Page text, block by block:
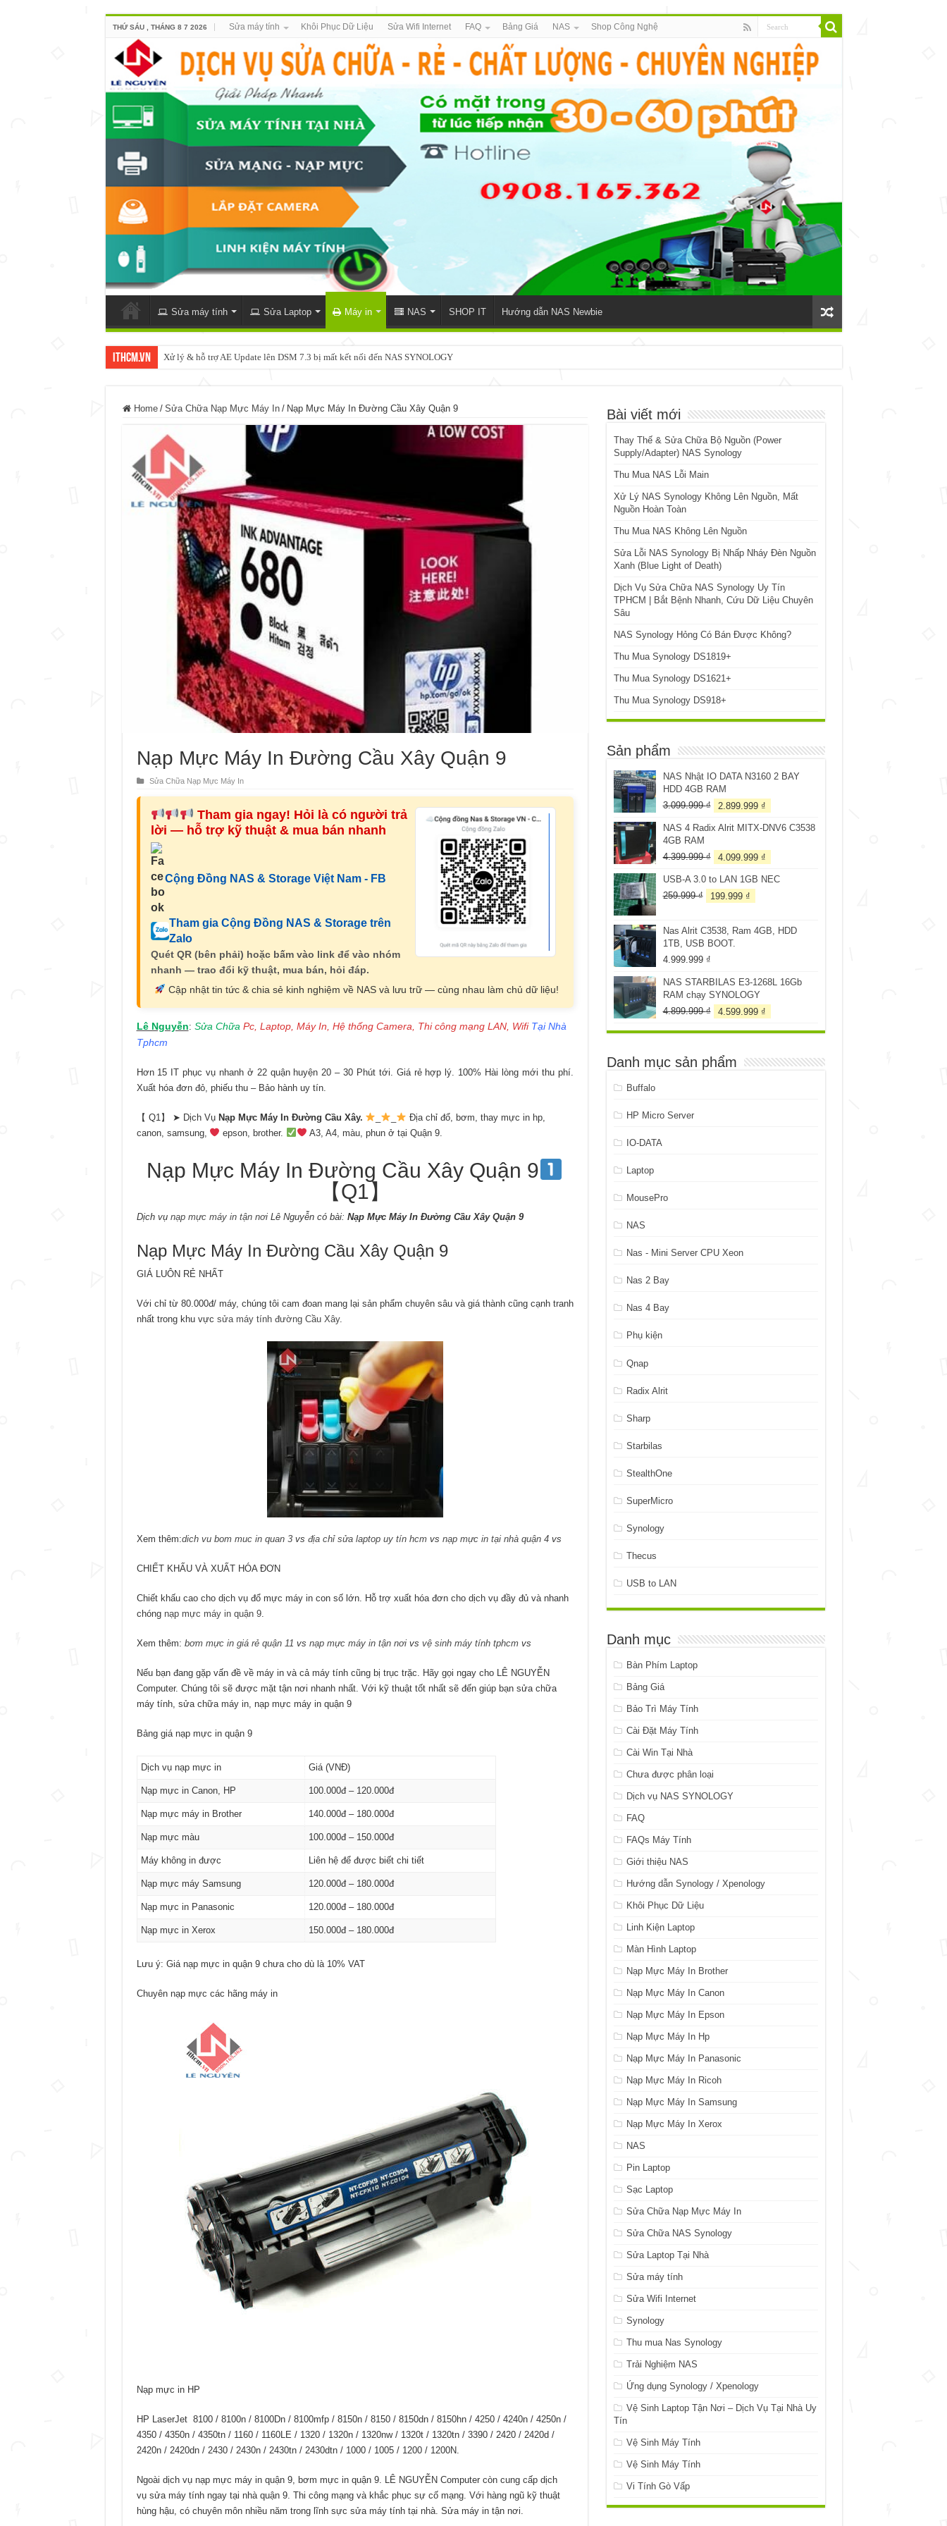
THỨ SÁU , THÁNG 8 7 2026 Sửa máy tính Khôi Phục Dữ Liệu Sửa Wifi Internet FAQ Bảng Giá NAS Shop Công Nghệ
Sửa máy tính Sửa Laptop Máy in NAS SHOP IT Hướng dẫn NAS Newbie
ItHCM.VN Xử lý & hỗ trợ AE Update lên DSM 7.3 bị mất kết nối đến NAS SYNOLOGY
Home / Sửa Chữa Nạp Mực Máy In / Nạp Mực Máy In Đường Cầu Xây Quận 9
Nạp Mực Máy In Đường Cầu Xây Quận 9
Sửa Chữa Nạp Mực Máy In
Tham gia ngay! Hỏi là có người trả
lời — hỗ trợ kỹ thuật & mua bán nhanh
Cộng Đồng NAS & Storage Việt Nam - FB
Tham gia Cộng Đồng NAS & Storage trên
Zalo
Quét QR (bên phải) hoặc bấm vào link để vào nhóm
nhanh — trao đổi kỹ thuật, mua bán, hỏi đáp.
Cập nhật tin tức & chia sẻ kinh nghiệm về NAS và lưu trữ — cùng nhau làm chủ dữ liệu!
Lê Nguyễn: Sửa Chữa Pc, Laptop, Máy In, Hệ thống Camera, Thi công mạng LAN, Wifi Tại Nhà
Tphcm
Hơn 15 IT phục vụ nhanh ở 22 quận huyện 20 – 30 Phút tới. Giá rẻ hợp lý. 100% Hài lòng mới thu phí.
Xuất hóa đơn đỏ, phiếu thu – Bảo hành uy tín.
【 Q1】 ➤ Dịch Vụ Nạp Mực Máy In Đường Cầu Xây.
Địa chỉ đổ, bơm, thay mực in hp,
canon, samsung,
epson, brother. A3, A4, màu, phun ở tại Quận 9.
Nạp Mực Máy In Đường Cầu Xây Quận 9
【Q1】
Dịch vụ nạp mực máy in tận nơiLê Nguyễn có bài: Nạp Mực Máy In Đường Cầu Xây Quận 9
Nạp Mực Máy In Đường Cầu Xây Quận 9
GIÁ LUÔN RẺ NHẤT
Với chỉ từ 80.000đ/ máy, chúng tôi cam đoan mang lại sản phẩm chuyên sâu và giá thành cũng cạnh tranh
nhất trong khu vực sửa máy tính đường Cầu Xây.
Xem thêm:dich vu bom muc in quan 3vs địa chỉ sửa laptop uy tín hcmvs nạp mực in tại nhà quận 4vs
CHIẾT KHẤU VÀ XUẤT HÓA ĐƠN
Chiết khấu cao cho dịch vụ đổ mực máy in con số lớn. Hỗ trợ xuất hóa đơn cho dịch vụ đầy đủ và nhanh
chóng nạp mực máy in quận 9.
Xem thêm: bơm mực in giá rẻ quận 11 vs nạp mực máy in tận nơivs vệ sinh máy tính tphcmvs
Nếu bạn đang gặp vấn đề về máy in và cả máy tính cũng bị trục trặc. Hãy gọi ngay cho LÊ NGUYỄN
Computer. Chúng tôi sẽ được mặt tận nơi nhanh nhất. Với kỹ thuật tốt nhất sẽ đến giúp bạn sửa chữa
máy tính, sửa chữa máy in, nạp mực máy in quận 9
Bảng giá nạp mực in quận 9
Dịch vụ nạp mực in Giá (VNĐ)
Nạp mực in Canon, HP 100.000đ – 120.000đ
Nạp mực máy in Brother 140.000đ – 180.000đ
Nạp mực màu 100.000đ – 150.000đ
Máy không in được Liên hệ để được biết chi tiết
Nạp mực máy Samsung 120.000đ – 180.000đ
Nạp mực in Panasonic 120.000đ – 180.000đ
Nạp mực in Xerox 150.000đ – 180.000đ
Lưu ý: Giá nạp mực in quận 9 chưa cho dù là 10% VAT
Chuyên nạp mực các hãng máy in
Nạp mực in HP
HP LaserJet 8100 / 8100n / 8100Dn / 8100mfp / 8150n / 8150 / 8150dn / 8150hn / 4250 / 4240n / 4250n /
4350 / 4350n / 4350tn / 1160 / 1160LE / 1320 / 1320n / 1320nw / 1320t / 1320tn / 3390 / 2420 / 2420d /
2420n / 2420dn / 2430 / 2430n / 2430tn / 2430dtn / 1000 / 1005 / 1200 / 1200N.
Ngoài dịch vụ nạp mực máy in quận 9, bơm mực in quận 9. LÊ NGUYỄN Computer còn cung cấp dịch
vụ sửa máy tính ngay tại nhà quận 9. Thi công mạng và khắc phục sự cố mạng. Với hàng ngũ kỹ thuật
hùng hậu, có chuyên môn nhiều năm trong lĩnh sực sửa máy tính tại nhà. Sửa máy in tận nơi.
Bài viết mới
Thay Thế & Sửa Chữa Bộ Nguồn (Power
Supply/Adapter) NAS Synology
Thu Mua NAS Lỗi Main
Xử Lý NAS Synology Không Lên Nguồn, Mất
Nguồn Hoàn Toàn
Thu Mua NAS Không Lên Nguồn
Sửa Lỗi NAS Synology Bị Nhấp Nháy Đèn Nguồn
Xanh (Blue Light of Death)
Dịch Vụ Sửa Chữa NAS Synology Uy Tín
TPHCM | Bắt Bệnh Nhanh, Cứu Dữ Liệu Chuyên
Sâu
NAS Synology Hỏng Có Bán Được Không?
Thu Mua Synology DS1819+
Thu Mua Synology DS1621+
Thu Mua Synology DS918+
Sản phẩm
NAS Nhật IO DATA N3160 2 BAY
HDD 4GB RAM
3.099.999₫
Giá
là:
2.899.999 ₫
tại
NAS 4 Radix Alrit MITX-DNV6 C3538
4GB RAM
4.399.999₫
Giá
là:
4.399.999 ₫.
4.099.999 ₫
tại
USB-A 3.0 to LAN 1GB NEC
259.999₫
Giá
259.999 ₫.
199.999 ₫
là:
Nas Alrit C3538, Ram 4GB, HDD
1TB, USB BOOT.
4.999.999 ₫
NAS STARBILAS E3-1268L 16Gb
RAM chạy SYNOLOGY
4.899.999₫
Giá
là:
4.599.999 ₫
tại
4.599.999 ₫.
Danh mục sản phẩm
Buffalo
HP Micro Server
IO-DATA
Laptop
MousePro
NAS
Nas - Mini Server CPU Xeon
Nas 2 Bay
Nas 4 Bay
Phụ kiện
Qnap
Radix Alrit
Sharp
Starbilas
StealthOne
SuperMicro
Synology
Thecus
USB to LAN
Danh mục
Bàn Phím Laptop
Bảng Giá
Bảo Trì Máy Tính
Cài Đặt Máy Tính
Cài Win Tại Nhà
Chưa được phân loại
Dịch vụ NAS SYNOLOGY
FAQ
FAQs Máy Tính
Giới thiệu NAS
Hướng dẫn Synology / Xpenology
Khôi Phục Dữ Liệu
Linh Kiện Laptop
Màn Hình Laptop
Nạp Mực Máy In Brother
Nạp Mực Máy In Canon
Nạp Mực Máy In Epson
Nạp Mực Máy In Hp
Nạp Mực Máy In Panasonic
Nạp Mực Máy In Ricoh
Nạp Mực Máy In Samsung
Nạp Mực Máy In Xerox
NAS
Pin Laptop
Sạc Laptop
Sửa Chữa Nạp Mực Máy In
Sửa Chữa NAS Synology
Sửa Laptop Tại Nhà
Sửa máy tính
Sửa Wifi Internet
Synology
Thu mua Nas Synology
Trải Nghiệm NAS
Ứng dụng Synology / Xpenology
Vệ Sinh Laptop Tận Nơi – Dịch Vụ Tại Nhà Uy
Tín
Vệ Sinh Máy Tính
Vệ Sinh Máy Tính
Vi Tính Gò Vấp